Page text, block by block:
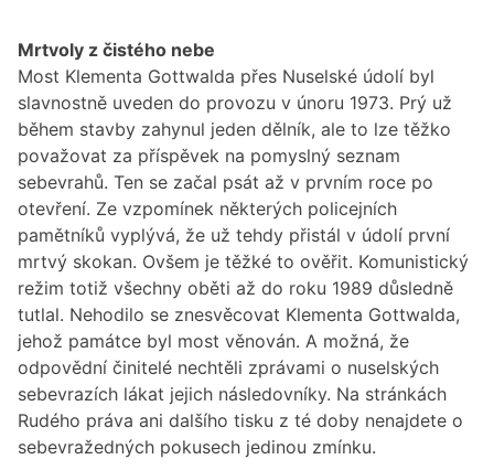
Mrtvoly z čistého nebe
Most Klementa Gottwalda přes Nuselské údolí byl
slavnostně uveden do provozu v únoru 1973. Prý už
během stavby zahynul jeden dělník, ale to lze těžko
považovat za příspěvek na pomyslný seznam
sebevrahů. Ten se začal psát až v prvním roce po
otevření. Ze vzpomínek některých policejních
pamětníků vyplývá, že už tehdy přistál v údolí první
mrtvý skokan. Ovšem je těžké to ověřit. Komunistický
režim totiž všechny oběti až do roku 1989 důsledně
tutlal. Nehodilo se znesvěcovat Klementa Gottwalda,
jehož památce byl most věnován. A možná, že
odpovědní činitelé nechtěli zprávami o nuselských
sebevrazích lákat jejich následovníky. Na stránkách
Rudého práva ani dalšího tisku z té doby nenajdete o
sebevražedných pokusech jedinou zmínku.